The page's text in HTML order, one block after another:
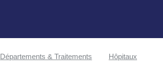
Départements & Traitements Hôpitaux